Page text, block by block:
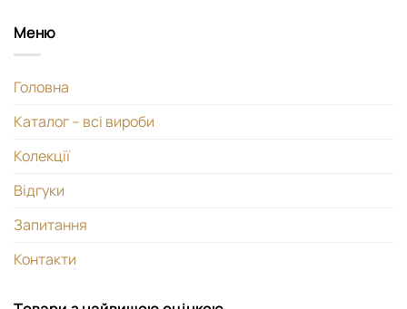
Меню
Головна
Каталог – всі вироби
Колекції
Відгуки
Запитання
Контакти